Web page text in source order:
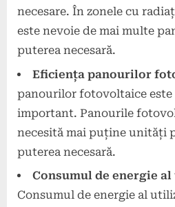
necesare. În zonele cu
este nevoie de mai multe
puterea necesară.
Eficiența panourilor
panourilor fotovoltaice
important. Panourile
necesită mai puține unități
puterea necesară.
Consumul de energie
Consumul de energie al